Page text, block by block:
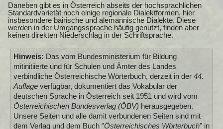
Daneben gibt es in Österreich abseits der hochsprachlichen
Standardvarietät noch einige regionale Dialektformen, hier
insbesondere bairische und alemannische Dialekte. Diese
werden in der Umgangssprache häufig genutzt, finden aber
keinen direkten Niederschlag in der Schriftsprache.
Hinweis: Das vom Bundesministerium für Bildung
mitinitiierte und für Schulen und Ämter des Landes
verbindliche Österreichische Wörterbuch, derzeit in der 44.
Auflageverfügbar, dokumentiert das Vokabular der
deutschen Sprache in Österreich seit 1951 und wird vom
Österreichischen Bundesverlag (ÖBV) herausgegeben.
Unsere Seiten und alle damit verbundenen Seiten sind mit
dem Verlag und dem Buch "Österreichisches Wörterbuch" in